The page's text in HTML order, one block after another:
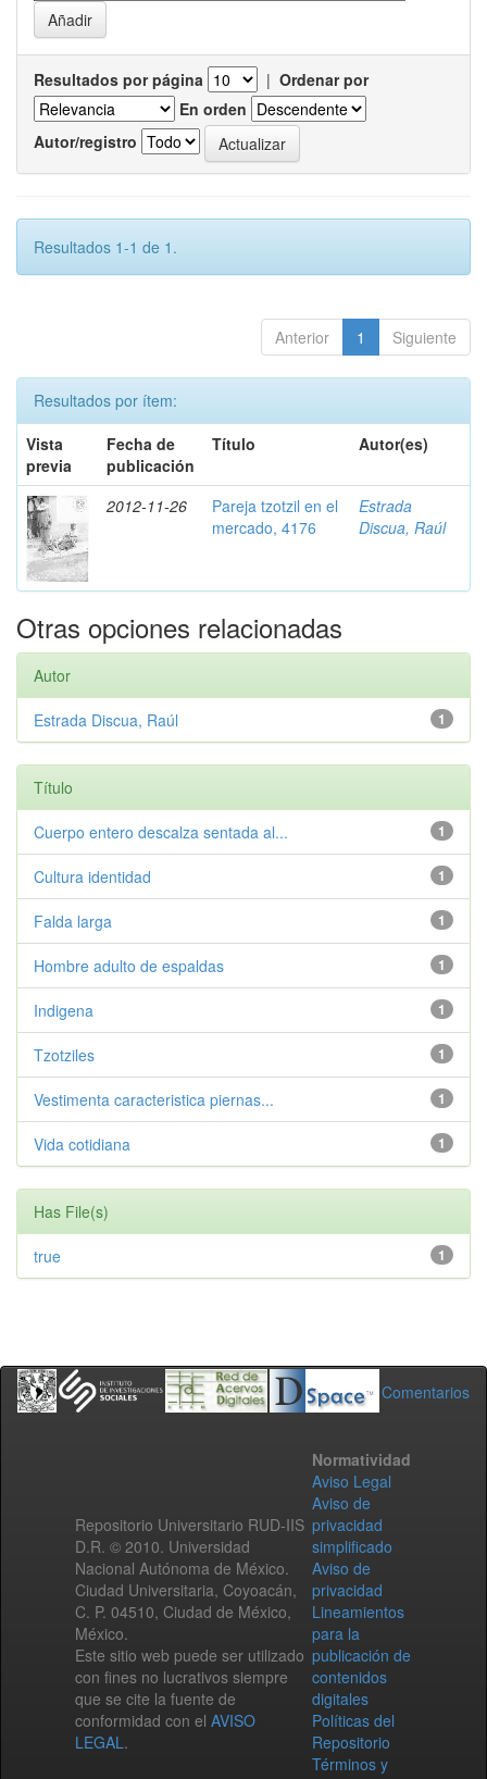
Resultados por página | Ordenar por
En orden
Autor/registro
Resultados 1-1 de 1.
Anterior 1 Siguiente
Resultados por ítem:
Vista
previa
Fecha de
publicación
Título Autor(es)
2012-11-26
Pareja tzotzil en el
mercado, 4176
Estrada
Discua, Raúl
Otras opciones relacionadas
Autor
1
Estrada Discua, Raúl
Título
1
Cuerpo entero descalza sentada al...
1
Cultura identidad
1
Falda larga
1
Hombre adulto de espaldas
1
Indigena
1
Tzotziles
1
Vestimenta caracteristica piernas...
1
Vida cotidiana
Has File(s)
1
true
Comentarios
Repositorio Universitario RUD-IIS
D.R. © 2010. Universidad
Nacional Autónoma de México.
Ciudad Universitaria, Coyoacán,
C. P. 04510, Ciudad de México,
México.
Este sitio web puede ser utilizado
con fines no lucrativos siempre
que se cite la fuente de
conformidad con el AVISO
LEGAL.
Normatividad
Aviso Legal
Aviso de
privacidad
simplificado
Aviso de
privacidad
Lineamientos
para la
publicación de
contenidos
digitales
Políticas del
Repositorio
Términos y